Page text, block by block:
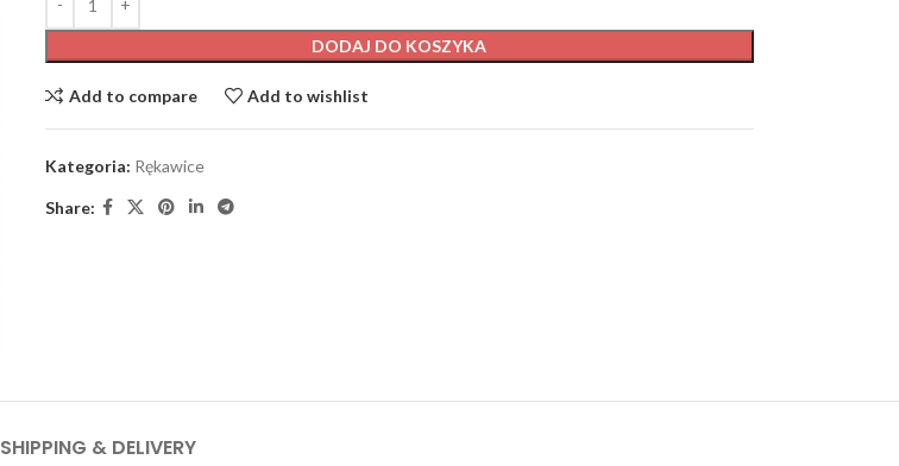
DODAJ DO KOSZYKA
Add to compare Add to wishlist
Kategoria: Rękawice
Share:
SHIPPING & DELIVERY